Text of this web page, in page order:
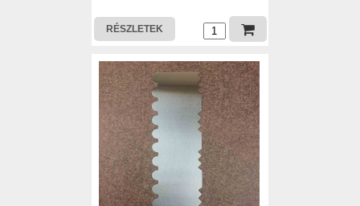
RÉSZLETEK